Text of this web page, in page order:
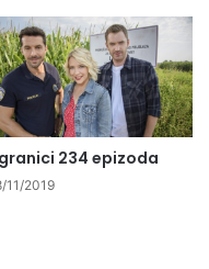
234 epizoda
11/2019